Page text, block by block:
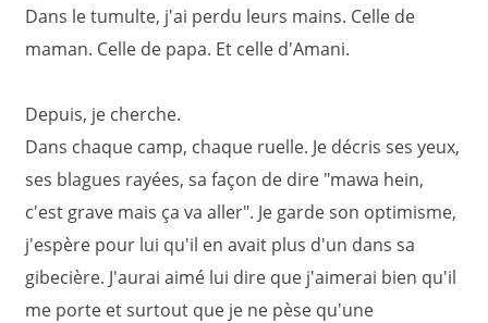
Dans le tumulte, j'ai perdu leurs mains. Celle de
maman. Celle de papa. Et celle d'Amani.
Depuis, je cherche.
Dans chaque camp, chaque ruelle. Je décris ses yeux,
ses blagues rayées, sa façon de dire "mawa hein,
c'est grave mais ça va aller". Je garde son optimisme,
j'espère pour lui qu'il en avait plus d'un dans sa
gibecière. J'aurai aimé lui dire que j'aimerai bien qu'il
me porte et surtout que je ne pèse qu'une